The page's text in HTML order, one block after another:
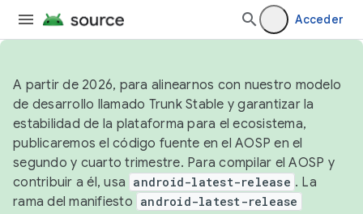
Acceder
A partir de 2026, para alinearnos con nuestro modelo
de desarrollo llamado Trunk Stable y garantizar la
estabilidad de la plataforma para el ecosistema,
publicaremos el código fuente en el AOSP en el
segundo y cuarto trimestre. Para compilar el AOSP y
contribuir a él, usa android-latest-release . La
rama del manifiesto android-latest-release